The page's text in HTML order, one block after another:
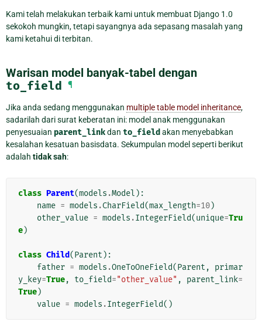
Kami telah melakukan terbaik kami untuk membuat Django 1.0
sekokoh mungkin, tetapi sayangnya ada sepasang masalah yang
kami ketahui di terbitan.
Warisan model banyak-tabel dengan
to_field ¶
Jika anda sedang menggunakan multiple table model inheritance,
sadarilah dari surat keberatan ini: model anak menggunakan
penyesuaian parent_linkdan to_field akan menyebabkan
kesalahan kesatuan basisdata. Sekumpulan model seperti berikut
adalah tidak sah:
class Parent(models .Model ):
name = models .CharField(max_length=10)
other_value = models .IntegerField(unique=Tru
e)
class Child(Parent ):
father = models .OneToOneField(Parent ,
primar
y_key=True, to_field="other_value" , parent_link=
True)
value = models .IntegerField()